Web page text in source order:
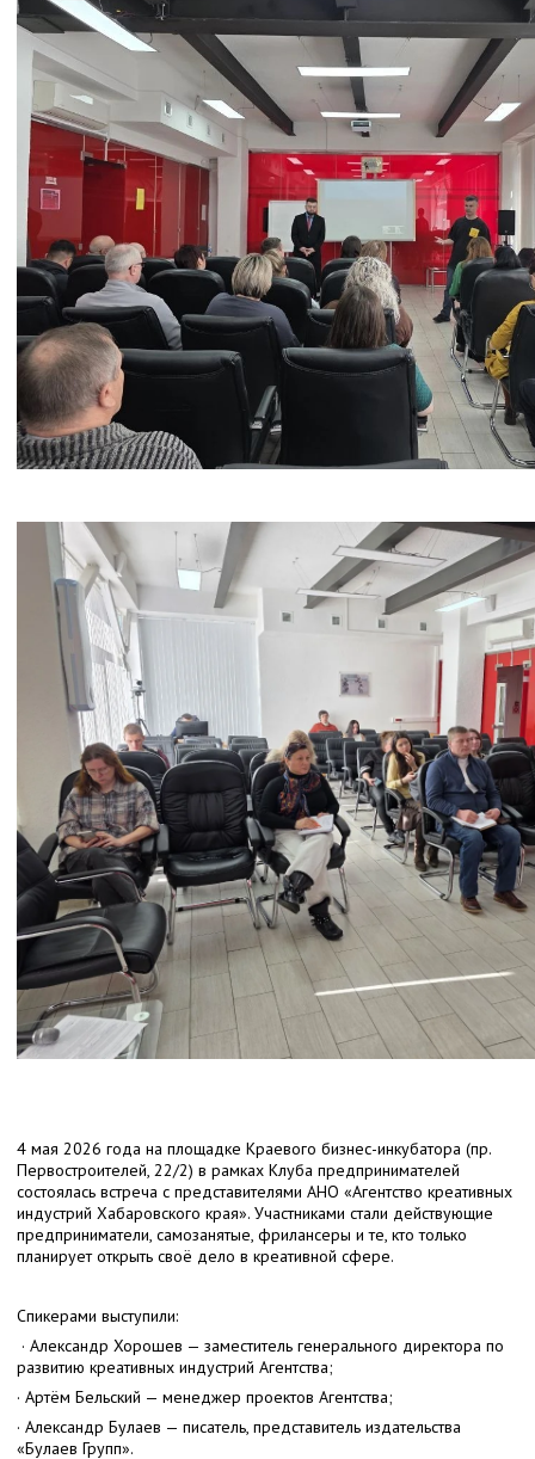
4 мая 2026 года на площадке Краевого бизнес-инкубатора (пр.
Первостроителей, 22/2) в рамках Клуба предпринимателей
состоялась встреча с представителями АНО «Агентство креативных
индустрий Хабаровского края». Участниками стали действующие
предприниматели, самозанятые, фрилансеры и те, кто только
планирует открыть своё дело в креативной сфере.
Спикерами выступили:
· Александр Хорошев — заместитель генерального директора по
развитию креативных индустрий Агентства;
· Артём Бельский — менеджер проектов Агентства;
· Александр Булаев — писатель, представитель издательства
«Булаев Групп».